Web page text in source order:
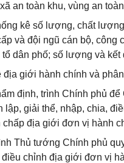
an toàn khu, vùng an
kê số lượng, chất
và đội ngũ cán bộ,
tổ dân phố; số lượng và
địa giới hành chính và
định, trình Chính phủ
lập, giải thể, nhập, chia,
chấp địa giới đơn vị hành
Thủ tướng Chính phủ
điều chỉnh địa giới đơn vị